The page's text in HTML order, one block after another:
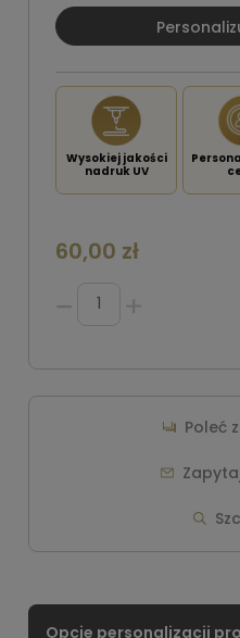
Wysokiej jakości
nadruk UV
60,00 zł
Poleć